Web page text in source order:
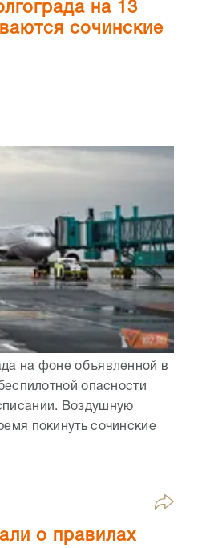
на 13
сочинские
на фоне объявленной в
опасности
Воздушную
покинуть сочинские
о правилах